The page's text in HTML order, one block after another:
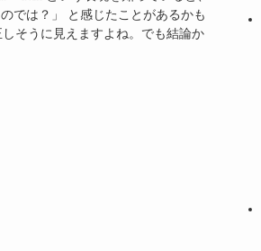
では？」 と感じたことがあるかも
そうに見えますよね。でも結論か